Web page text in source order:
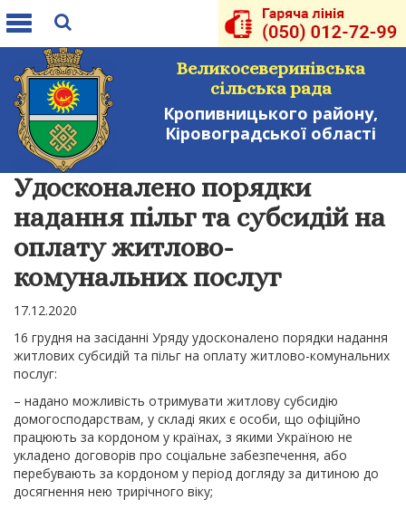
Toggle
Великосеверинівська
сільська рада
Кропивницького району,
Кіровоградської області
Удосконалено порядки
надання пільг та субсидій на
оплату житлово-
комунальних послуг
17.12.2020
16 грудня на засіданні Уряду удосконалено порядки надання
житлових субсидій та пільг на оплату житлово-комунальних
послуг:
– надано можливість отримувати житлову субсидію
домогосподарствам, у складі яких є особи, що офіційно
працюють за кордоном у країнах, з якими Україною не
укладено договорів про соціальне забезпечення, або
перебувають за кордоном у період догляду за дитиною до
досягнення нею трирічного віку;